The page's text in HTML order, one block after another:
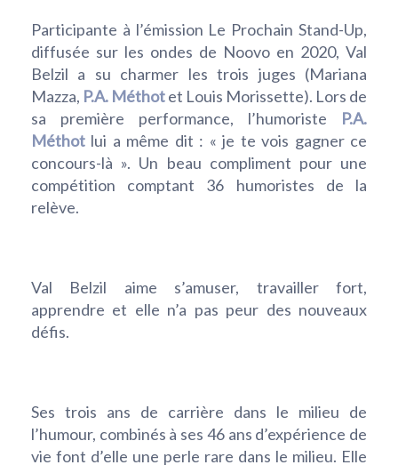
Participante à l’émission Le Prochain Stand-Up,
diffusée sur les ondes de Noovo en 2020, Val
Belzil a su charmer les trois juges (Mariana
Mazza, P.A. Méthotet Louis Morissette). Lors de
sa première performance, l’humoriste P.A.
Méthotlui a même dit : « je te vois gagner ce
concours-là ». Un beau compliment pour une
compétition comptant 36 humoristes de la
relève.
Val Belzil aime s’amuser, travailler fort,
apprendre et elle n’a pas peur des nouveaux
défis.
Ses trois ans de carrière dans le milieu de
l’humour, combinés à ses 46 ans d’expérience de
vie font d’elle une perle rare dans le milieu. Elle